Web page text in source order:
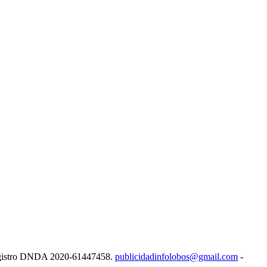
DNDA 2020-61447458. publicidadinfolobos@gmail.com -